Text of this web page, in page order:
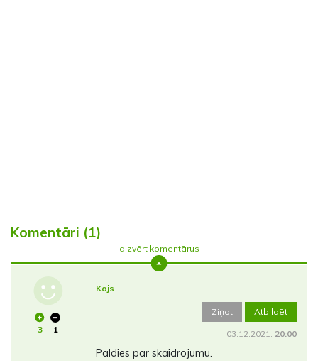
Komentāri (1)
aizvērt komentārus
3 1
Kajs
Ziņot Atbildēt
03.12.2021. 20:00
Paldies par skaidrojumu.